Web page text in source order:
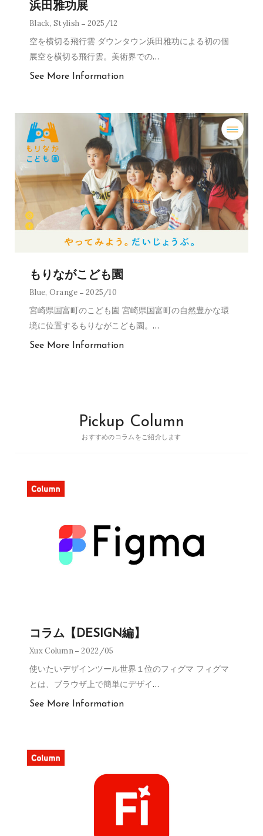
浜田雅功展
Black,Stylish 2025/12
空を横切る飛行雲 ダウンタウン浜田雅功による初の個
展空を横切る飛行雲。美術界での…
See More Information
もりながこども園
Blue, Orange 2025/10
宮崎県国富町のこども園 宮崎県国富町の自然豊かな環
境に位置するもりながこども園。 …
See More Information
Pickup Column
おすすめのコラムをご紹介します
コラム【DESIGN編】
Xux Column 2022/05
使いたいデザインツール世界１位のフィグマ フィグマ
とは、ブラウザ上で簡単にデザイ…
See More Information